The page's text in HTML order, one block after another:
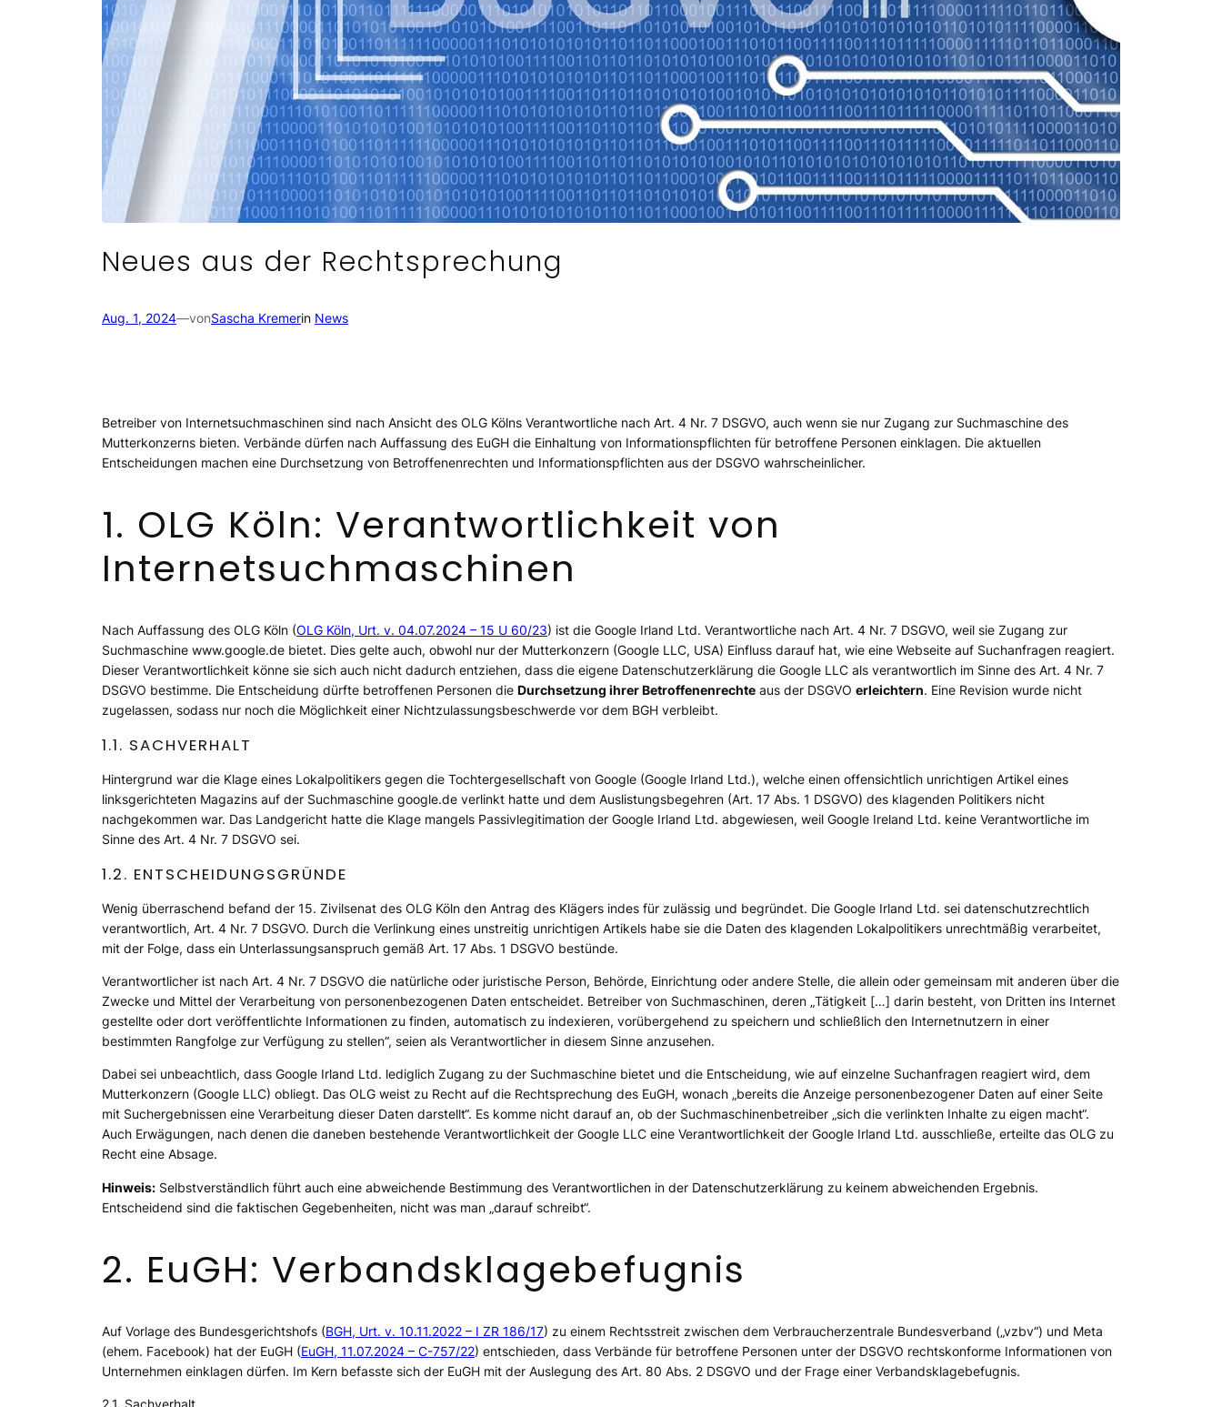
Neues aus der Rechtsprechung
Aug. 1, 2024—vonSascha Kremerin News
Betreiber von Internetsuchmaschinen sind nach Ansicht des OLG Kölns Verantwortliche nach Art. 4 Nr. 7 DSGVO, auch wenn sie nur Zugang zur Suchmaschine des
Mutterkonzerns bieten. Verbände dürfen nach Auffassung des EuGH die Einhaltung von Informationspflichten für betroffene Personen einklagen. Die aktuellen
Entscheidungen machen eine Durchsetzung von Betroffenenrechten und Informationspflichten aus der DSGVO wahrscheinlicher.
1. OLG Köln: Verantwortlichkeit von
Internetsuchmaschinen
Nach Auffassung des OLG Köln (OLG Köln, Urt. v. 04.07.2024 – 15 U 60/23) ist die Google Irland Ltd. Verantwortliche nach Art. 4 Nr. 7 DSGVO, weil sie Zugang zur
Suchmaschine www.google.de bietet. Dies gelte auch, obwohl nur der Mutterkonzern (Google LLC, USA) Einfluss darauf hat, wie eine Webseite auf Suchanfragen reagiert.
Dieser Verantwortlichkeit könne sie sich auch nicht dadurch entziehen, dass die eigene Datenschutzerklärung die Google LLC als verantwortlich im Sinne des Art. 4 Nr. 7
DSGVO bestimme. Die Entscheidung dürfte betroffenen Personen die Durchsetzung ihrer Betroffenenrechte aus der DSGVO erleichtern. Eine Revision wurde nicht
zugelassen, sodass nur noch die Möglichkeit einer Nichtzulassungsbeschwerde vor dem BGH verbleibt.
1.1. SACHVERHALT
Hintergrund war die Klage eines Lokalpolitikers gegen die Tochtergesellschaft von Google (Google Irland Ltd.), welche einen offensichtlich unrichtigen Artikel eines
linksgerichteten Magazins auf der Suchmaschine google.de verlinkt hatte und dem Auslistungsbegehren (Art. 17 Abs. 1 DSGVO) des klagenden Politikers nicht
nachgekommen war. Das Landgericht hatte die Klage mangels Passivlegitimation der Google Irland Ltd. abgewiesen, weil Google Ireland Ltd. keine Verantwortliche im
Sinne des Art. 4 Nr. 7 DSGVO sei.
1.2. ENTSCHEIDUNGSGRÜNDE
Wenig überraschend befand der 15. Zivilsenat des OLG Köln den Antrag des Klägers indes für zulässig und begründet. Die Google Irland Ltd. sei datenschutzrechtlich
verantwortlich, Art. 4 Nr. 7 DSGVO. Durch die Verlinkung eines unstreitig unrichtigen Artikels habe sie die Daten des klagenden Lokalpolitikers unrechtmäßig verarbeitet,
mit der Folge, dass ein Unterlassungsanspruch gemäß Art. 17 Abs. 1 DSGVO bestünde.
Verantwortlicher ist nach Art. 4 Nr. 7 DSGVO die natürliche oder juristische Person, Behörde, Einrichtung oder andere Stelle, die allein oder gemeinsam mit anderen über die
Zwecke und Mittel der Verarbeitung von personenbezogenen Daten entscheidet. Betreiber von Suchmaschinen, deren „Tätigkeit […] darin besteht, von Dritten ins Internet
gestellte oder dort veröffentlichte Informationen zu finden, automatisch zu indexieren, vorübergehend zu speichern und schließlich den Internetnutzern in einer
bestimmten Rangfolge zur Verfügung zu stellen“, seien als Verantwortlicher in diesem Sinne anzusehen.
Dabei sei unbeachtlich, dass Google Irland Ltd. lediglich Zugang zu der Suchmaschine bietet und die Entscheidung, wie auf einzelne Suchanfragen reagiert wird, dem
Mutterkonzern (Google LLC) obliegt. Das OLG weist zu Recht auf die Rechtsprechung des EuGH, wonach „bereits die Anzeige personenbezogener Daten auf einer Seite
mit Suchergebnissen eine Verarbeitung dieser Daten darstellt“. Es komme nicht darauf an, ob der Suchmaschinenbetreiber „sich die verlinkten Inhalte zu eigen macht“.
Auch Erwägungen, nach denen die daneben bestehende Verantwortlichkeit der Google LLC eine Verantwortlichkeit der Google Irland Ltd. ausschließe, erteilte das OLG zu
Recht eine Absage.
Hinweis: Selbstverständlich führt auch eine abweichende Bestimmung des Verantwortlichen in der Datenschutzerklärung zu keinem abweichenden Ergebnis.
Entscheidend sind die faktischen Gegebenheiten, nicht was man „darauf schreibt“.
2. EuGH: Verbandsklagebefugnis
Auf Vorlage des Bundesgerichtshofs (BGH, Urt. v. 10.11.2022 – I ZR 186/17) zu einem Rechtsstreit zwischen dem Verbraucherzentrale Bundesverband („vzbv“) und Meta
(ehem. Facebook) hat der EuGH (EuGH, 11.07.2024 – C-757/22) entschieden, dass Verbände für betroffene Personen unter der DSGVO rechtskonforme Informationen von
Unternehmen einklagen dürfen. Im Kern befasste sich der EuGH mit der Auslegung des Art. 80 Abs. 2 DSGVO und der Frage einer Verbandsklagebefugnis.